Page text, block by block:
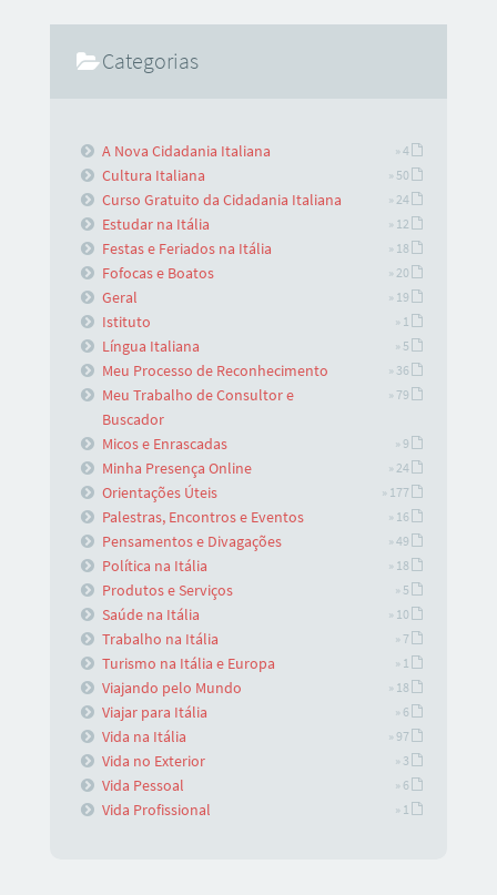
Categorias
A Nova Cidadania Italiana » 4
Cultura Italiana » 50
Curso Gratuito da Cidadania Italiana » 24
Estudar na Itália » 12
Festas e Feriados na Itália » 18
Fofocas e Boatos » 20
Geral » 19
Istituto » 1
Língua Italiana » 5
Meu Processo de Reconhecimento » 36
Meu Trabalho de Consultor e
Buscador
» 79
Micos e Enrascadas » 9
Minha Presença Online » 24
Orientações Úteis » 177
Palestras, Encontros e Eventos » 16
Pensamentos e Divagações » 49
Política na Itália » 18
Produtos e Serviços » 5
Saúde na Itália » 10
Trabalho na Itália » 7
Turismo na Itália e Europa » 1
Viajando pelo Mundo » 18
Viajar para Itália » 6
Vida na Itália » 97
Vida no Exterior » 3
Vida Pessoal » 6
Vida Profissional » 1